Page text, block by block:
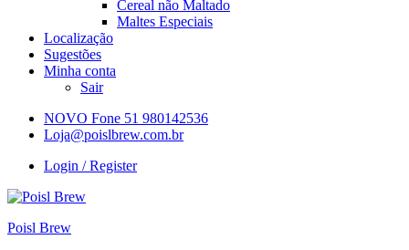
Cereal não Maltado
Maltes Especiais
Localização
Sugestões
Minha conta
Sair
NOVO Fone 51 980142536
Loja@poislbrew.com.br
Login / Register
Poisl Brew